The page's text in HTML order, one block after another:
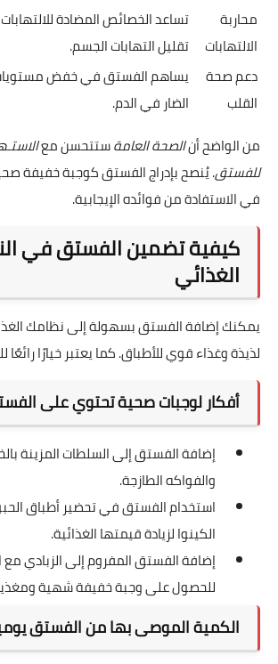
محاربة
الالتهابات
تساعد الخصائص المضادة
تقليل التهابات الجسم.
دعم صحة
القلب
يساهم الفستق في خفض
الضار في الدم.
من الواضح أنالصحة العامةستتحسن مع
للفستق. يُنصح بإدراج الفستق كوجبة خفيفة
في الاستفادة من فوائده الإيجابية.
كيفية تضمين الفستق في
الغذائي
يمكنك إضافة الفستق بسهولة إلى نظامك
لذيذة وغذاء قوي للأطباق. كما يعتبر خيارًا رائعًا
أفكار لوجبات صحية تحتوي على
إضافة الفستق إلى السلطات المزينة
والفواكه الطازجة.
استخدام الفستق في تحضير أطباق
الكينوا لزيادة قيمتها الغذائية.
إضافة الفستق المفروم إلى الزبادي
للحصول على وجبة خفيفة شهية
الكمية الموصى بها من الفستق